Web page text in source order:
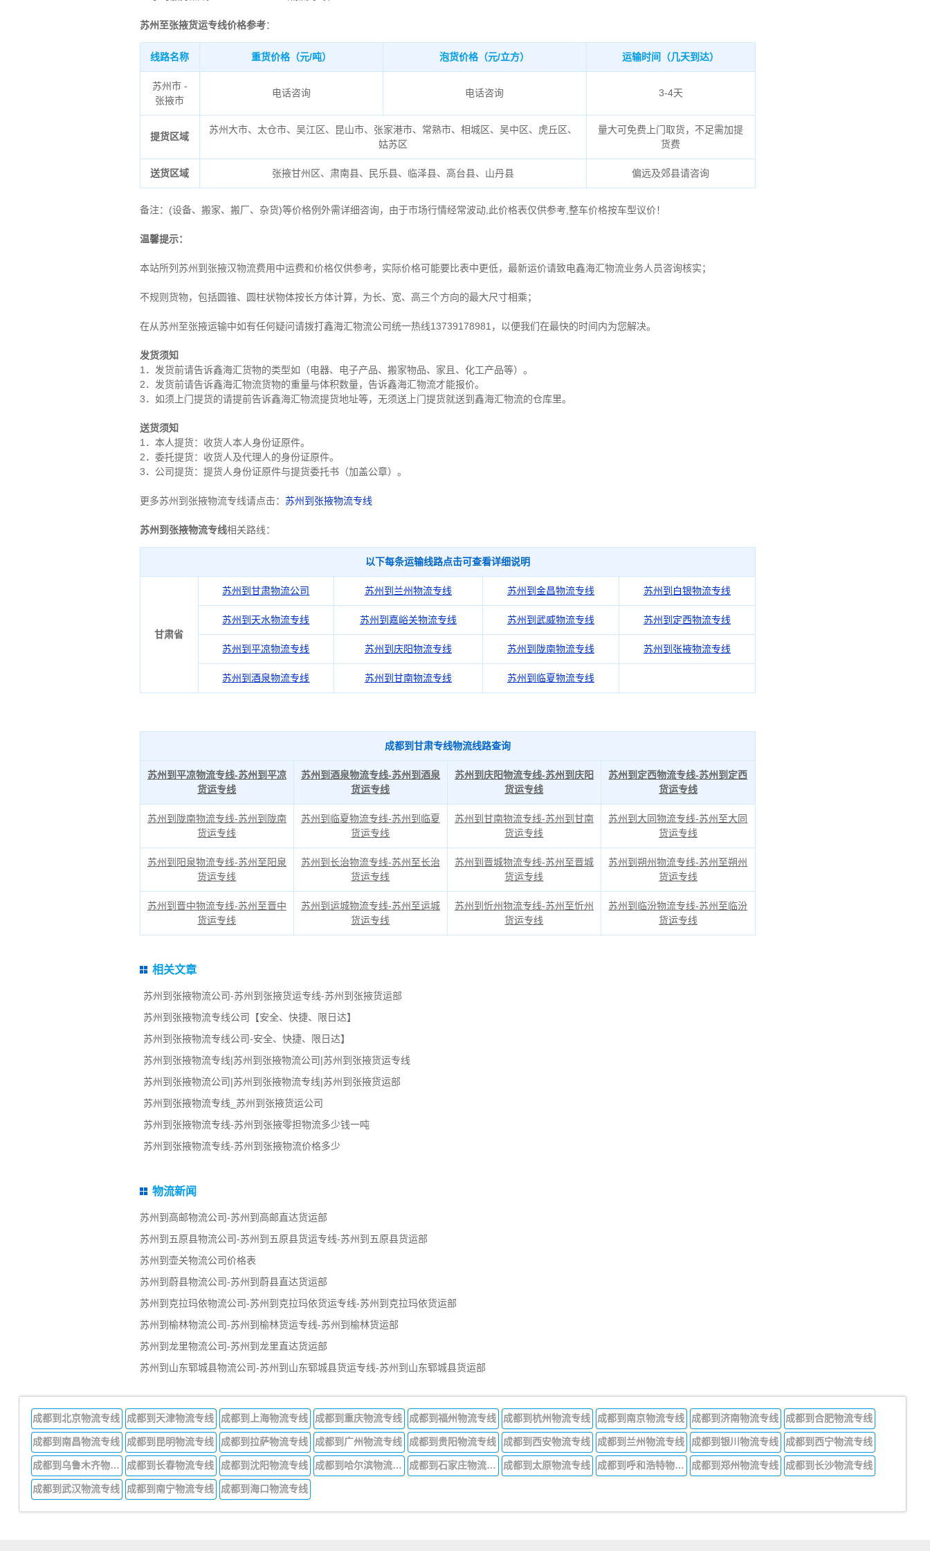
苏州至张掖货运专线价格参考：
线路名称 重货价格（元/吨） 泡货价格（元/立方） 运输时间（几天到达）
苏州市 -
张掖市
电话咨询 电话咨询 3-4天
提货区域
苏州大市、太仓市、吴江区、昆山市、张家港市、常熟市、相城区、吴中区、虎丘区、
姑苏区
量大可免费上门取货，不足需加提
货费
送货区域 张掖甘州区、肃南县、民乐县、临泽县、高台县、山丹县 偏远及郊县请咨询
备注： (设备、搬家、搬厂、杂货)等价格例外需详细咨询，由于市场行情经常波动,此价格表仅供参考,整车价格按车型议价！
温馨提示：
本站所列苏州到张掖汉物流费用中运费和价格仅供参考，实际价格可能要比表中更低，最新运价请致电鑫海汇物流业务人员咨询核实；
不规则货物，包括圆锥、圆柱状物体按长方体计算，为长、宽、高三个方向的最大尺寸相乘；
在从苏州至张掖运输中如有任何疑问请拨打鑫海汇物流公司统一热线13739178981，以便我们在最快的时间内为您解决。
发货须知
1．发货前请告诉鑫海汇货物的类型如（电器、电子产品、搬家物品、家且、化工产品等）。
2．发货前请告诉鑫海汇物流货物的重量与体积数量，告诉鑫海汇物流才能报价。
3．如须上门提货的请提前告诉鑫海汇物流提货地址等，无须送上门提货就送到鑫海汇物流的仓库里。
送货须知
1．本人提货：收货人本人身份证原件。
2．委托提货：收货人及代理人的身份证原件。
3．公司提货：提货人身份证原件与提货委托书（加盖公章）。
更多苏州到张掖物流专线请点击： 苏州到张掖物流专线
苏州到张掖物流专线相关路线：
以下每条运输线路点击可查看详细说明
甘肃省
苏州到甘肃物流公司 苏州到兰州物流专线 苏州到金昌物流专线 苏州到白银物流专线
苏州到天水物流专线 苏州到嘉峪关物流专线 苏州到武威物流专线 苏州到定西物流专线
苏州到平凉物流专线 苏州到庆阳物流专线 苏州到陇南物流专线 苏州到张掖物流专线
苏州到酒泉物流专线 苏州到甘南物流专线 苏州到临夏物流专线
成都到甘肃专线物流线路查询
苏州到平凉物流专线-苏州到平凉
货运专线
苏州到酒泉物流专线-苏州到酒泉
货运专线
苏州到庆阳物流专线-苏州到庆阳
货运专线
苏州到定西物流专线-苏州到定西
货运专线
苏州到陇南物流专线-苏州到陇南
货运专线
苏州到临夏物流专线-苏州到临夏
货运专线
苏州到甘南物流专线-苏州到甘南
货运专线
苏州到大同物流专线-苏州至大同
货运专线
苏州到阳泉物流专线-苏州至阳泉
货运专线
苏州到长治物流专线-苏州至长治
货运专线
苏州到晋城物流专线-苏州至晋城
货运专线
苏州到朔州物流专线-苏州至朔州
货运专线
苏州到晋中物流专线-苏州至晋中
货运专线
苏州到运城物流专线-苏州至运城
货运专线
苏州到忻州物流专线-苏州至忻州
货运专线
苏州到临汾物流专线-苏州至临汾
货运专线
相关文章
苏州到张掖物流公司-苏州到张掖货运专线-苏州到张掖货运部
苏州到张掖物流专线公司【安全、快捷、限日达】
苏州到张掖物流专线公司-安全、快捷、限日达】
苏州到张掖物流专线|苏州到张掖物流公司|苏州到张掖货运专线
苏州到张掖物流公司|苏州到张掖物流专线|苏州到张掖货运部
苏州到张掖物流专线_苏州到张掖货运公司
苏州到张掖物流专线-苏州到张掖零担物流多少钱一吨
苏州到张掖物流专线-苏州到张掖物流价格多少
物流新闻
苏州到高邮物流公司-苏州到高邮直达货运部
苏州到五原县物流公司-苏州到五原县货运专线-苏州到五原县货运部
苏州到壶关物流公司价格表
苏州到蔚县物流公司-苏州到蔚县直达货运部
苏州到克拉玛依物流公司-苏州到克拉玛依货运专线-苏州到克拉玛依货运部
苏州到榆林物流公司-苏州到榆林货运专线-苏州到榆林货运部
苏州到龙里物流公司-苏州到龙里直达货运部
苏州到山东郓城县物流公司-苏州到山东郓城县货运专线-苏州到山东郓城县货运部
成都到北京物流专线 成都到天津物流专线 成都到上海物流专线 成都到重庆物流专线 成都到福州物流专线 成都到杭州物流专线 成都到南京物流专线 成都到济南物流专线 成都到合肥物流专线
成都到南昌物流专线 成都到昆明物流专线 成都到拉萨物流专线 成都到广州物流专线 成都到贵阳物流专线 成都到西安物流专线 成都到兰州物流专线 成都到银川物流专线 成都到西宁物流专线
成都到乌鲁木齐物流专线 成都到长春物流专线 成都到沈阳物流专线 成都到哈尔滨物流专线 成都到石家庄物流专线 成都到太原物流专线 成都到呼和浩特物流专线 成都到郑州物流专线 成都到长沙物流专线
成都到武汉物流专线 成都到南宁物流专线 成都到海口物流专线